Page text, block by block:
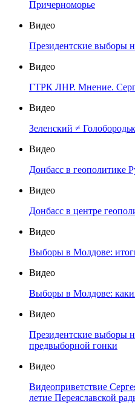
Причерноморье
Видео
Президентские выборы
Видео
ГТРК ЛНР. Мнение.
Видео
Зеленский ≠
Видео
Донбасс в геополитике
Видео
Донбасс в центре
Видео
Выборы в Молдове:
Видео
Выборы в Молдове:
Видео
Президентские выборы
предвыборной гонки
Видео
Видеоприветствие
летие Переяславской